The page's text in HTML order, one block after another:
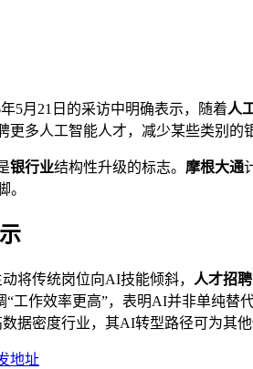
5月21日的采访中明确表示，随着人
更多人工智能人才，减少某些类别的
银行业结构性升级的标志。 摩根大通
。
将传统岗位向AI技能倾斜， 人才招聘
“工作效率更高”，表明AI并非单纯替
据密度行业，其AI转型路径可为其
地址